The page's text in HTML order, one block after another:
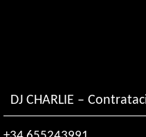
DJ CHARLIE –